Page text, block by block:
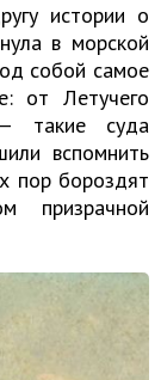
истории о
в морской
собой самое
от Летучего
такие суда
вспомнить
пор бороздят
призрачной